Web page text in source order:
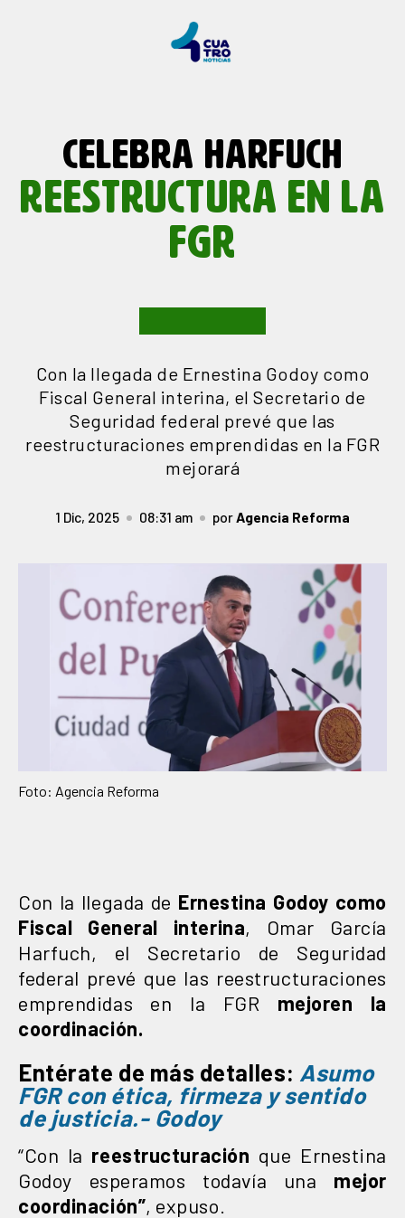
CELEBRA HARFUCH
REESTRUCTURA EN LA
FGR
Con la llegada de Ernestina Godoy como
Fiscal General interina, el Secretario de
Seguridad federal prevé que las
reestructuraciones emprendidas en la FGR
mejorará
1 Dic, 2025 08:31 am porAgencia Reforma
Foto: Agencia Reforma
Con la llegada de Ernestina Godoy como
Fiscal General interina, Omar García
Harfuch, el Secretario de Seguridad
federal prevé que las reestructuraciones
emprendidas en la FGR mejoren la
coordinación.
Entérate de más detalles: Asumo
FGR con ética, firmeza y sentido
de justicia.- Godoy
“Con la reestructuración que Ernestina
Godoy esperamos todavía una mejor
coordinación”, expuso.